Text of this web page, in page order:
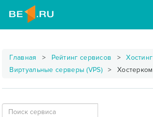
Главная Рейтинг сервисов
Хостинг
Виртуальные серверы (VPS)
Хостерком